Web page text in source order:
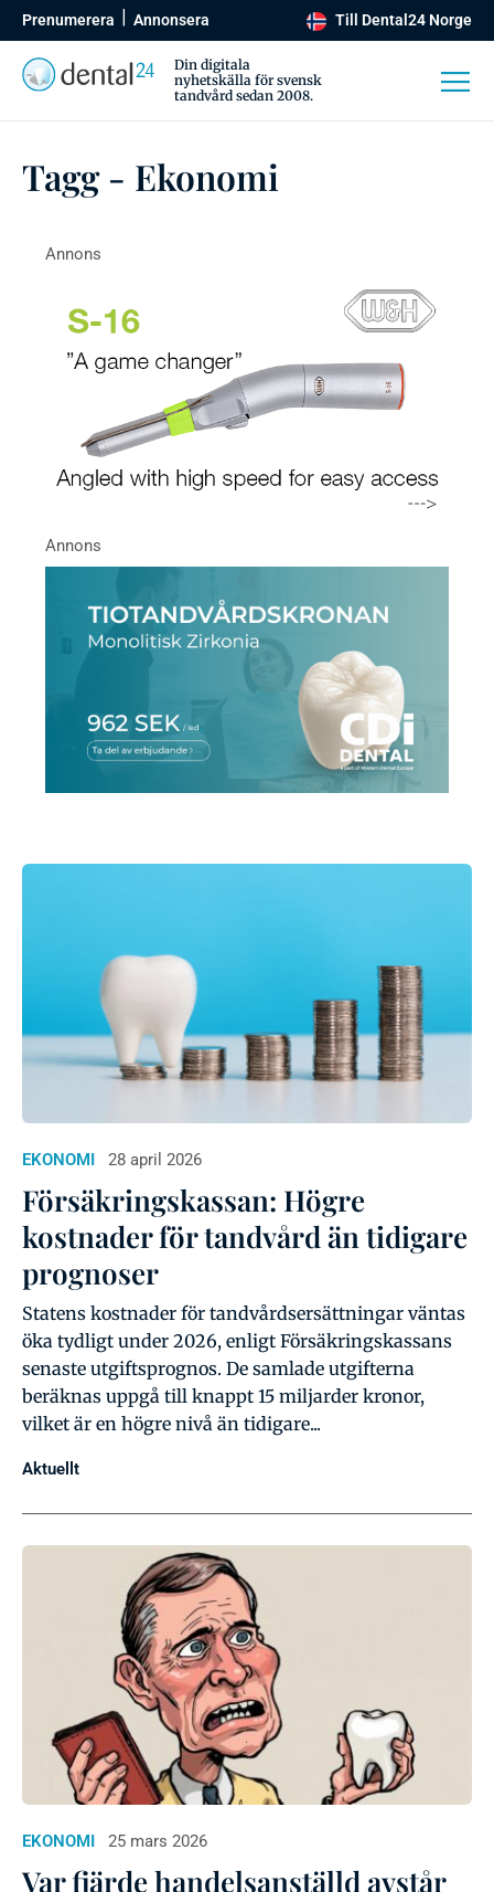
Prenumerera Annonsera Till Dental24 Norge
Din digitala
nyhetskälla för svensk
tandvård sedan 2008.
Tagg - Ekonomi
EKONOMI 28 april 2026
Försäkringskassan: Högre
kostnader för tandvård än tidigare
prognoser
Statens kostnader för tandvårdsersättningar väntas
öka tydligt under 2026, enligt Försäkringskassans
senaste utgiftsprognos. De samlade utgifterna
beräknas uppgå till knappt 15 miljarder kronor,
vilket är en högre nivå än tidigare...
Aktuellt
EKONOMI 25 mars 2026
Var fjärde handelsanställd avstår